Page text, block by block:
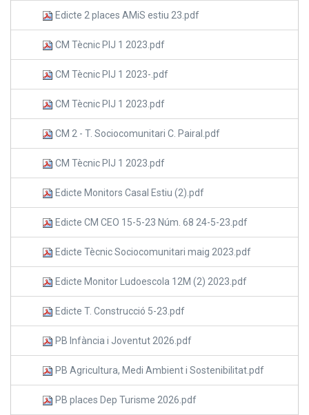
Edicte 2 places AMiS estiu 23.pdf
CM Tècnic PIJ 1 2023.pdf
CM Tècnic PIJ 1 2023-.pdf
CM Tècnic PIJ 1 2023.pdf
CM 2 - T. Sociocomunitari C. Pairal.pdf
CM Tècnic PIJ 1 2023.pdf
Edicte Monitors Casal Estiu (2).pdf
Edicte CM CEO 15-5-23 Núm. 68 24-5-23.pdf
Edicte Tècnic Sociocomunitari maig 2023.pdf
Edicte Monitor Ludoescola 12M (2) 2023.pdf
Edicte T. Construcció 5-23.pdf
PB Infància i Joventut 2026.pdf
PB Agricultura, Medi Ambient i Sostenibilitat.pdf
PB places Dep Turisme 2026.pdf